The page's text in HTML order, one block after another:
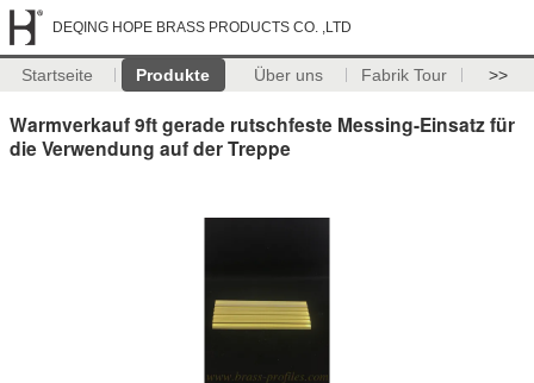
DEQING HOPE BRASS PRODUCTS CO. ,LTD
Startseite Produkte Über uns Fabrik Tour >>
Warmverkauf 9ft gerade rutschfeste Messing-Einsatz für
die Verwendung auf der Treppe